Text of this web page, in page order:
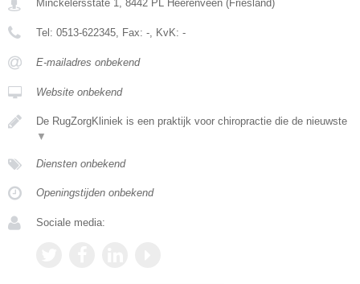
Minckelersstate 1, 8442 PL Heerenveen (Friesland)
Tel: 0513-622345, Fax: -, KvK: -
E-mailadres onbekend
Website onbekend
De RugZorgKliniek is een praktijk voor chiropractie die de nieuwste
▼
Diensten onbekend
Openingstijden onbekend
Sociale media: